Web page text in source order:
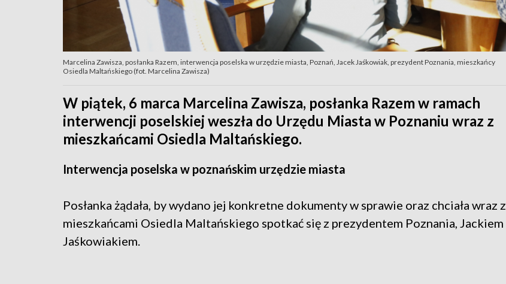
Marcelina Zawisza, posłanka Razem, interwencja poselska w urzędzie miasta, Poznań, Jacek Jaśkowiak, prezydent Poznania, mieszkańcy
Osiedla Maltańskiego (fot. Marcelina Zawisza)
W piątek, 6 marca Marcelina Zawisza, posłanka Razem w ramach
interwencji poselskiej weszła do Urzędu Miasta w Poznaniu wraz z
mieszkańcami Osiedla Maltańskiego.
Interwencja poselska w poznańskim urzędzie miasta
Posłanka żądała, by wydano jej konkretne dokumenty w sprawie oraz chciała wraz z
mieszkańcami Osiedla Maltańskiego spotkać się z prezydentem Poznania, Jackiem
Jaśkowiakiem.